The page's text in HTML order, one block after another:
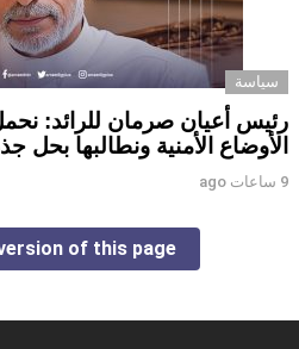
سياسة
رئيس أعيان صرمان للرائد:
الأوضاع الأمنية ونطالبها بحل
9 ساعات ago
of this page